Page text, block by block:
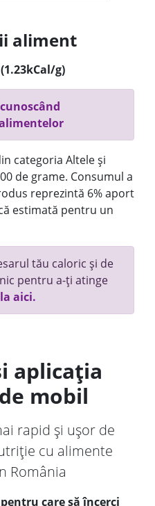
aliment
g)
categoria Altele și
de grame. Consumul a
reprezintă 6% aport
estimată pentru un
tău caloric și de
pentru a-ți atinge
aici.
aplicația
mobil
rapid și ușor de
cu alimente
România
care să încerci